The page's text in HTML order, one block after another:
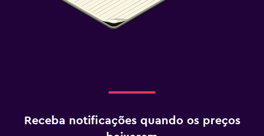
Receba notificações quando os preços